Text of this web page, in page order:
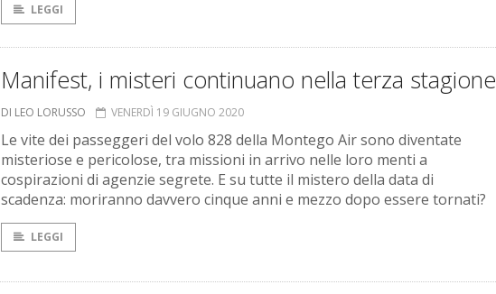
LEGGI
Manifest, i misteri continuano nella terza stagione
DI LEO LORUSSO VENERDÌ 19 GIUGNO 2020
Le vite dei passeggeri del volo 828 della Montego Air sono diventate
misteriose e pericolose, tra missioni in arrivo nelle loro menti a
cospirazioni di agenzie segrete. E su tutte il mistero della data di
scadenza: moriranno davvero cinque anni e mezzo dopo essere tornati?
LEGGI